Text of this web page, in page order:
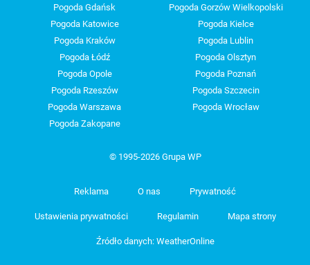
Pogoda Gdańsk
Pogoda Gorzów Wielkopolski
Pogoda Katowice
Pogoda Kielce
Pogoda Kraków
Pogoda Lublin
Pogoda Łódź
Pogoda Olsztyn
Pogoda Opole
Pogoda Poznań
Pogoda Rzeszów
Pogoda Szczecin
Pogoda Warszawa
Pogoda Wrocław
Pogoda Zakopane
© 1995-2026 Grupa WP
Reklama O nas Prywatność
Ustawienia prywatności Regulamin Mapa strony
Źródło danych: WeatherOnline